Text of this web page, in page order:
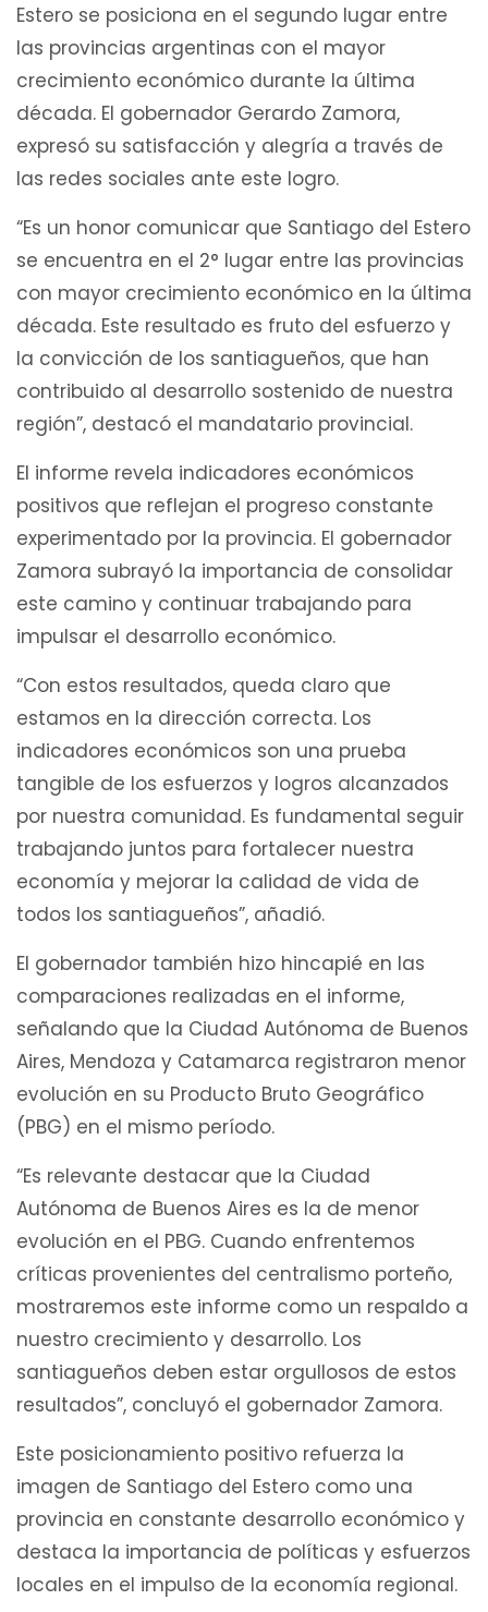
Estero se posiciona en el segundo lugar entre
las provincias argentinas con el mayor
crecimiento económico durante la última
década. El gobernador Gerardo Zamora,
expresó su satisfacción y alegría a través de
las redes sociales ante este logro.
“Es un honor comunicar que Santiago del Estero
se encuentra en el 2° lugar entre las provincias
con mayor crecimiento económico en la última
década. Este resultado es fruto del esfuerzo y
la convicción de los santiagueños, que han
contribuido al desarrollo sostenido de nuestra
región”, destacó el mandatario provincial.
El informe revela indicadores económicos
positivos que reflejan el progreso constante
experimentado por la provincia. El gobernador
Zamora subrayó la importancia de consolidar
este camino y continuar trabajando para
impulsar el desarrollo económico.
“Con estos resultados, queda claro que
estamos en la dirección correcta. Los
indicadores económicos son una prueba
tangible de los esfuerzos y logros alcanzados
por nuestra comunidad. Es fundamental seguir
trabajando juntos para fortalecer nuestra
economía y mejorar la calidad de vida de
todos los santiagueños”, añadió.
El gobernador también hizo hincapié en las
comparaciones realizadas en el informe,
señalando que la Ciudad Autónoma de Buenos
Aires, Mendoza y Catamarca registraron menor
evolución en su Producto Bruto Geográfico
(PBG) en el mismo período.
“Es relevante destacar que la Ciudad
Autónoma de Buenos Aires es la de menor
evolución en el PBG. Cuando enfrentemos
críticas provenientes del centralismo porteño,
mostraremos este informe como un respaldo a
nuestro crecimiento y desarrollo. Los
santiagueños deben estar orgullosos de estos
resultados”, concluyó el gobernador Zamora.
Este posicionamiento positivo refuerza la
imagen de Santiago del Estero como una
provincia en constante desarrollo económico y
destaca la importancia de políticas y esfuerzos
locales en el impulso de la economía regional.